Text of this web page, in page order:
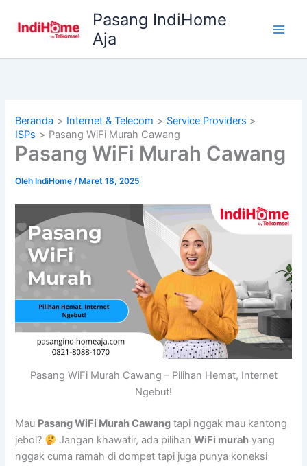
Pasang IndiHome
Aja
Beranda Internet & Telecom
Service Providers
ISPs
Pasang WiFi Murah Cawang
Pasang WiFi Murah Cawang
Oleh IndiHome/ Maret 18, 2025
Pasang WiFi Murah Cawang – Pilihan Hemat, Internet
Ngebut!
Mau Pasang WiFi Murah Cawang tapi nggak mau kantong
jebol?
Jangan khawatir, ada pilihanWiFi murah yang
nggak cuma ramah di dompet tapi juga punya koneksi